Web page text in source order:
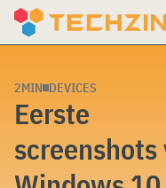
Skip
2MIN DEVICES
Eerste
screenshots